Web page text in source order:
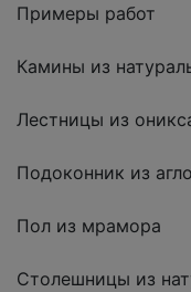
Примеры работ
Камины из
Лестницы из
Подоконник из
Пол из мрамора
Столешницы из